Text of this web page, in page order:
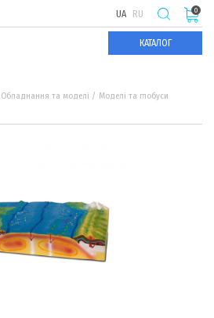
UA RU
КАТАЛОГ
0
Обладнання та моделі
Моделі та глобуси